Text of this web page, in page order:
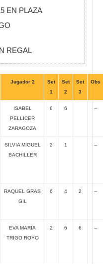
EN PLAZA
REGAL
Jugador 2
Set
1
Set
2
Set
3
Obs
ISABEL
PELLICER
ZARAGOZA
6 6 --
SILVIA MIGUEL
BACHILLER
2 1 --
RAQUEL GRAS
GIL
6 4 2 --
EVA MARIA
TRIGO ROYO
2 6 6 --